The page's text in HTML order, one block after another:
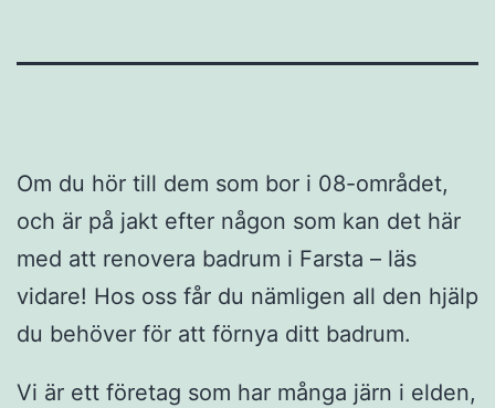
Om du hör till dem som bor i 08-området,
och är på jakt efter någon som kan det här
med att renovera badrum i Farsta – läs
vidare! Hos oss får du nämligen all den hjälp
du behöver för att förnya ditt badrum.
Vi är ett företag som har många järn i elden,